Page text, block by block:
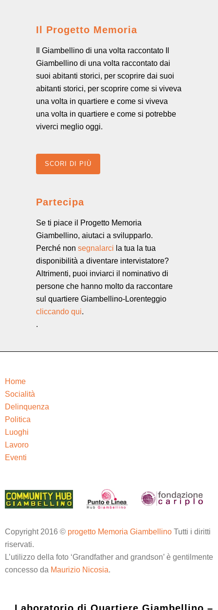
Il Progetto Memoria
Il Giambellino di una volta raccontato Il
Giambellino di una volta raccontato dai
suoi abitanti storici, per scoprire dai suoi
abitanti storici, per scoprire come si viveva
una volta in quartiere e come si viveva
una volta in quartiere e come si potrebbe
viverci meglio oggi.
SCORI DI PIÙ
Partecipa
Se ti piace il Progetto Memoria
Giambellino, aiutaci a svilupparlo.
Perché non segnalarci la tua la tua
disponibilità a diventare intervistatore?
Altrimenti, puoi inviarci il nominativo di
persone che hanno molto da raccontare
sul quartiere Giambellino-Lorenteggio
cliccando qui.
.
Home
Socialità
Delinquenza
Politica
Luoghi
Lavoro
Eventi
Copyright 2016 © progetto Memoria Giambellino Tutti i diritti
riservati.
L’utilizzo della foto ‘Grandfather and grandson’ è gentilmente
concesso da Maurizio Nicosia.